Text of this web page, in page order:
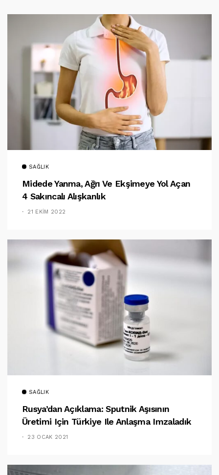
SAĞLIK
Midede Yanma, Ağrı Ve Ekşimeye Yol Açan
4 Sakıncalı Alışkanlık
21 EKIM 2022
SAĞLIK
Rusya’dan Açıklama: Sputnik Aşısının
Üretimi Için Türkiye Ile Anlaşma Imzaladık
23 OCAK 2021